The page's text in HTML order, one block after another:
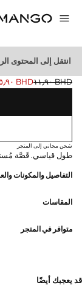
انتقل إلى المحتوى
سراويل جوجرز
السعر الأول محذوف [BHD ١١٫٩٠ ]
BHD ١١٫٩٠
السعر الحالي [BHD ٥٫٩٠ ]BHD ٥٫٩٠
حدد اللون
شحن مجاني إلى المتجر
طول قياسي. قَصَّة
التفاصيل والمكونات
المقاسات
متوافر في المتجر
قد يعجبك أيضًا